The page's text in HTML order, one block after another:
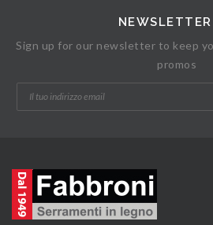
NEWSLETTER
Sign up for our newsletter to keep
promos